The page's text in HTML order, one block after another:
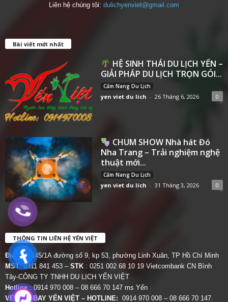
Liên hệ chúng tôi: dulichyenviet@gmail.com
Bài viết mới nhất
HỆ SINH THÁI DU LỊCH YẾN –
GIẢI PHÁP DU LỊCH TRỌN GÓI...
Cẩm Nang Du Lịch
yen viet du lich - 26 Tháng 6, 2026 0
CHUM SHOW Nhà hát Đó
Nha Trang – Trải nghiệm nghệ
thuật mới...
Cẩm Nang Du Lịch
yen viet du lich - 31 Tháng 3, 2026 0
THÔNG TIN LIÊN HỆ YẾN VIỆT
Địa chỉ:
145/1A đường số 9, kp 53, phường Linh Xuân, TP Hồ Chí Minh
MST: 0311 841 453 – STK : 0251 002 68 10 19 Vietcombank CN Bình
Tây-CÔNG TY TNHH DU LỊCH YẾN VIỆT
Hotline: 0914 970 008 – 08 666 70 147 ms Yến
VÉ MÁY BAY YẾN VIỆT – HOTLINE: 0914 970 008 – 08 666 70 147.